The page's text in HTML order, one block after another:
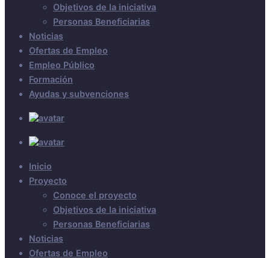
Objetivos de la iniciativa
Personas Beneficiarias
Noticias
Ofertas de Empleo
Empleo Público
Formación
Ayudas y subvenciones
Inicio
Proyecto
Conoce el proyecto
Objetivos de la iniciativa
Personas Beneficiarias
Noticias
Ofertas de Empleo